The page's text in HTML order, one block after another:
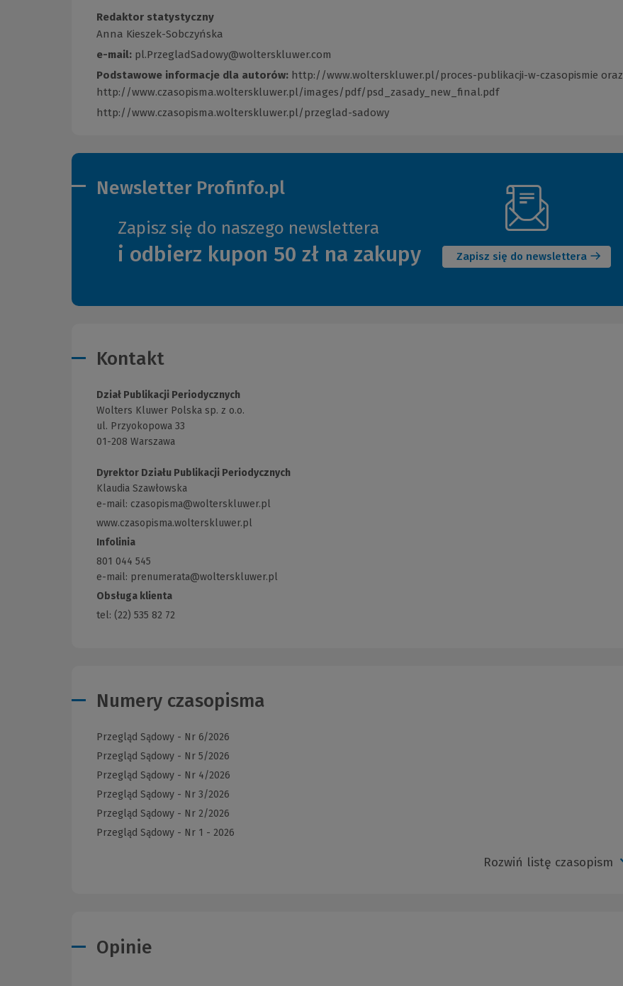
Redaktor statystyczny
Anna Kieszek-Sobczyńska
e-mail: pl.PrzegladSadowy@wolterskluwer.com
Podstawowe informacje dla autorów: http://www.wolterskluwer.pl/proces-publikacji-w-czasopismie (Link
oraz
http://www.czasopisma.wolterskluwer.pl/images/pdf/psd_zasady_new_final.pdf(Link
http://www.czasopisma.wolterskluwer.pl/przeglad-sadowy
Newsletter Profinfo.pl
Zapisz się do naszego newslettera
i odbierz kupon 50 zł na zakupy Zapisz się do newslettera
okno)
Kontakt
Dział Publikacji Periodycznych
Wolters Kluwer Polska sp. z o.o.
ul. Przyokopowa 33
01-208 Warszawa
Dyrektor Działu Publikacji Periodycznych
Klaudia Szawłowska
e-mail: czasopisma@wolterskluwer.pl
www.czasopisma.wolterskluwer.pl
strony)
Infolinia
801 044 545
e-mail: prenumerata@wolterskluwer.pl
Obsługa klienta
tel: (22) 535 82 72
Numery czasopisma
Przegląd Sądowy - Nr 6/2026
Przegląd Sądowy - Nr 5/2026
Przegląd Sądowy - Nr 4/2026
Przegląd Sądowy - Nr 3/2026
Przegląd Sądowy - Nr 2/2026
Przegląd Sądowy - Nr 1 - 2026
Rozwiń listę czasopism
Opinie